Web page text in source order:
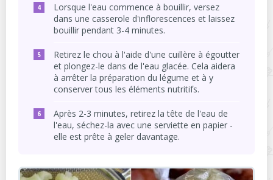
Lorsque l'eau commence à bouillir, versez
dans une casserole d'inflorescences et laissez
bouillir pendant 3-4 minutes.
Retirez le chou à l'aide d'une cuillère à égoutter
et plongez-le dans de l'eau glacée. Cela aidera
à arrêter la préparation du légume et à y
conserver tous les éléments nutritifs.
Après 2-3 minutes, retirez la tête de l'eau de
l'eau, séchez-la avec une serviette en papier -
elle est prête à geler davantage.